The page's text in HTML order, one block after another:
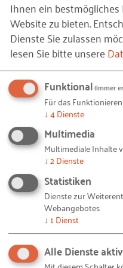
soll! Der Text
Oktober 2016
Gesagt, getan. Nach
Schreibpause
in Dur, streichen die
Workbook den letzten
November
2017 -
Ihnen ein
Website zu bieten.
Dienste Sie zulassen
lesen Sie bitte unsere
Funktional(immer
Für das
↓ 4Dienste
Multimedia
Multimediale Inhalte
↓ 2Dienste
Statistiken
Dienste zur
Webangebotes
↓ 1 Dienst
Alle Dienste